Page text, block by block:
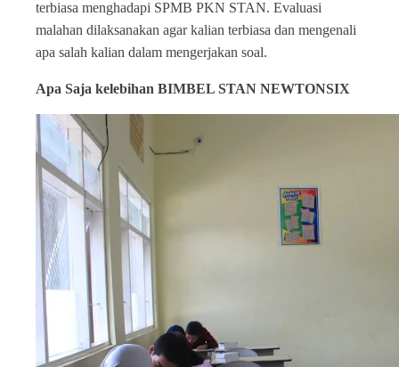
terbiasa menghadapi SPMB PKN STAN. Evaluasi
malahan dilaksanakan agar kalian terbiasa dan mengenali
apa salah kalian dalam mengerjakan soal.
Apa Saja kelebihan BIMBEL STAN NEWTONSIX